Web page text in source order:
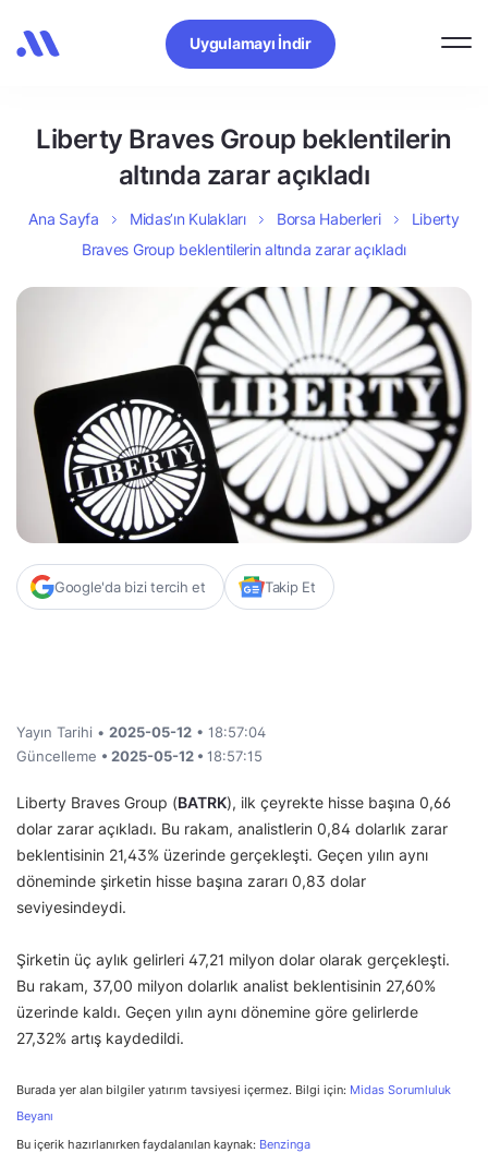
Uygulamayı İndir
Liberty Braves Group beklentilerin
altında zarar açıkladı
Ana Sayfa Midas’ın Kulakları Borsa Haberleri
Liberty
Braves Group beklentilerin altında zarar açıkladı
Google'da bizi tercih et Takip Et
Yayın Tarihi • 2025-05-12 • 18:57:04
Güncelleme • 2025-05-12 • 18:57:15
Liberty Braves Group (BATRK), ilk çeyrekte hisse başına 0,66
dolar zarar açıkladı. Bu rakam, analistlerin 0,84 dolarlık zarar
beklentisinin 21,43% üzerinde gerçekleşti. Geçen yılın aynı
döneminde şirketin hisse başına zararı 0,83 dolar
seviyesindeydi.
Şirketin üç aylık gelirleri 47,21 milyon dolar olarak gerçekleşti.
Bu rakam, 37,00 milyon dolarlık analist beklentisinin 27,60%
üzerinde kaldı. Geçen yılın aynı dönemine göre gelirlerde
27,32% artış kaydedildi.
Burada yer alan bilgiler yatırım tavsiyesi içermez. Bilgi için: Midas Sorumluluk
Beyanı
Bu içerik hazırlanırken faydalanılan kaynak: Benzinga